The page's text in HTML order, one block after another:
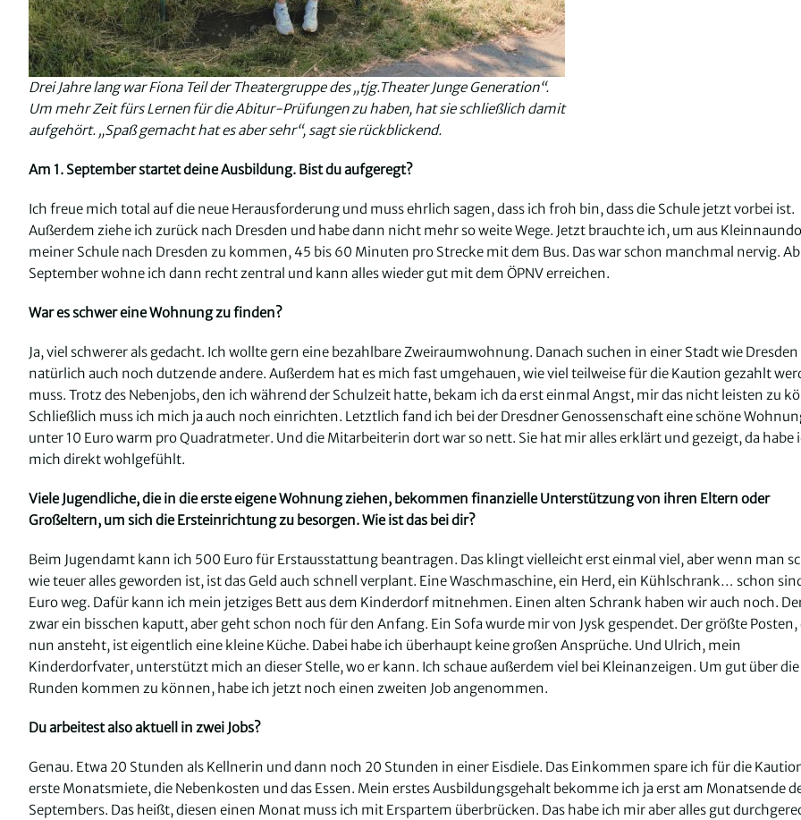
Drei Jahre lang war Fiona Teil der Theatergruppe des „tjg.Theater Junge Generation“.
Um mehr Zeit fürs Lernen für die Abitur-Prüfungen zu haben, hat sie schließlich damit
aufgehört. „Spaß gemacht hat es aber sehr“, sagt sie rückblickend.
Am 1. September startet deine Ausbildung. Bist du aufgeregt?
Ich freue mich total auf die neue Herausforderung und muss ehrlich sagen, dass ich froh bin, dass die Schule jetzt vorbei ist.
Außerdem ziehe ich zurück nach Dresden und habe dann nicht mehr so weite Wege. Jetzt brauchte ich, um aus
meiner Schule nach Dresden zu kommen, 45 bis 60 Minuten pro Strecke mit dem Bus. Das war schon manchmal nervig. Ab
September wohne ich dann recht zentral und kann alles wieder gut mit dem ÖPNV erreichen.
War es schwer eine Wohnung zu finden?
Ja, viel schwerer als gedacht. Ich wollte gern eine bezahlbare Zweiraumwohnung. Danach suchen in einer Stadt wie Dresden
natürlich auch noch dutzende andere. Außerdem hat es mich fast umgehauen, wie viel teilweise für die Kaution gezahlt
muss. Trotz des Nebenjobs, den ich während der Schulzeit hatte, bekam ich da erst einmal Angst, mir das nicht leisten zu
Schließlich muss ich mich ja auch noch einrichten. Letztlich fand ich bei der Dresdner Genossenschaft eine schöne
unter 10 Euro warm pro Quadratmeter. Und die Mitarbeiterin dort war so nett. Sie hat mir alles erklärt und gezeigt, da habe
mich direkt wohlgefühlt.
Viele Jugendliche, die in die erste eigene Wohnung ziehen, bekommen finanzielle Unterstützung von ihren Eltern oder
Großeltern, um sich die Ersteinrichtung zu besorgen. Wie ist das bei dir?
Beim Jugendamt kann ich 500 Euro für Erstausstattung beantragen. Das klingt vielleicht erst einmal viel, aber wenn man
wie teuer alles geworden ist, ist das Geld auch schnell verplant. Eine Waschmaschine, ein Herd, ein Kühlschrank… schon
Euro weg. Dafür kann ich mein jetziges Bett aus dem Kinderdorf mitnehmen. Einen alten Schrank haben wir auch noch.
zwar ein bisschen kaputt, aber geht schon noch für den Anfang. Ein Sofa wurde mir von Jysk gespendet. Der größte Posten,
nun ansteht, ist eigentlich eine kleine Küche. Dabei habe ich überhaupt keine großen Ansprüche. Und Ulrich, mein
Kinderdorfvater, unterstützt mich an dieser Stelle, wo er kann. Ich schaue außerdem viel bei Kleinanzeigen. Um gut über die
Runden kommen zu können, habe ich jetzt noch einen zweiten Job angenommen.
Du arbeitest also aktuell in zwei Jobs?
Genau. Etwa 20 Stunden als Kellnerin und dann noch 20 Stunden in einer Eisdiele. Das Einkommen spare ich für die
erste Monatsmiete, die Nebenkosten und das Essen. Mein erstes Ausbildungsgehalt bekomme ich ja erst am Monatsende
Septembers. Das heißt, diesen einen Monat muss ich mit Erspartem überbrücken. Das habe ich mir aber alles gut